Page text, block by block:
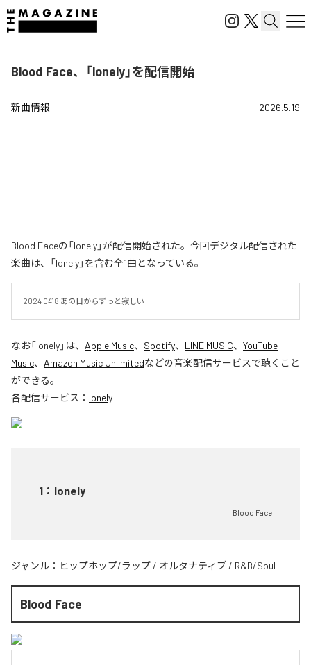
Blood Face、「lonely」を配信開始
新曲情報 2026.5.19
Blood Faceの「lonely」が配信開始された。今回デジタル配信された
楽曲は、「lonely」を含む全1曲となっている。
2024 0418 あの日からずっと寂しい
なお「lonely」は、 Apple Music、 Spotify、 LINE MUSIC、 YouTube
Music、 Amazon Music Unlimitedなどの音楽配信サービスで聴くこと
ができる。
各配信サービス： lonely
1 ： lonely
Blood Face
ジャンル： ヒップホップ/ラップ / オルタナティブ / R&B/Soul
Blood Face